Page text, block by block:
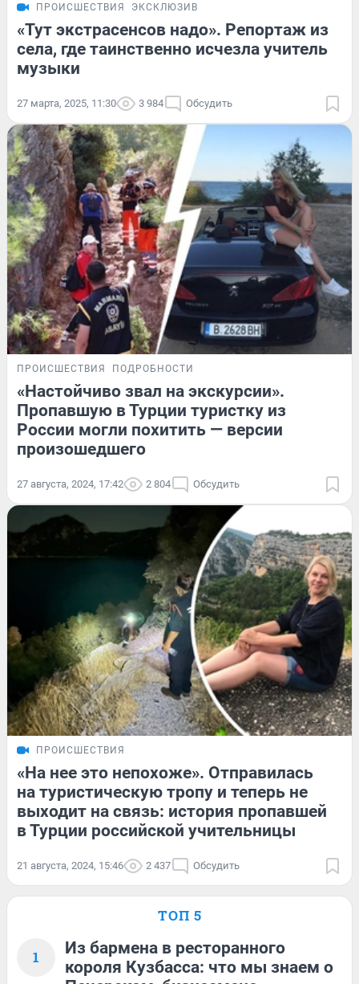
ПРОИСШЕСТВИЯ ЭКСКЛЮЗИВ
«Тут экстрасенсов надо». Репортаж из
села, где таинственно исчезла учитель
музыки
27 марта, 2025, 11:30 3 984 Обсудить
ПРОИСШЕСТВИЯ ПОДРОБНОСТИ
«Настойчиво звал на экскурсии».
Пропавшую в Турции туристку из
России могли похитить — версии
произошедшего
27 августа, 2024, 17:42 2 804 Обсудить
ПРОИСШЕСТВИЯ
«На нее это непохоже». Отправилась
на туристическую тропу и теперь не
выходит на связь: история пропавшей
в Турции российской учительницы
21 августа, 2024, 15:46 2 437 Обсудить
ТОП 5
1
Из бармена в ресторанного
короля Кузбасса: что мы знаем о